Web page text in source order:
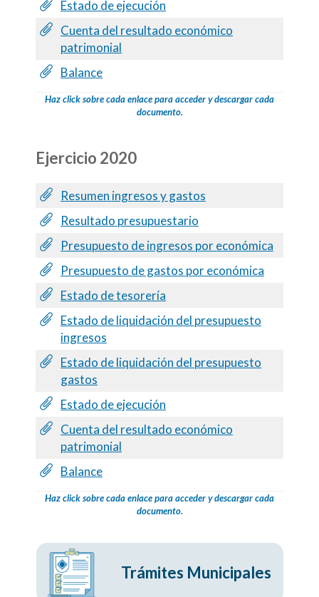
Estado de ejecución
Cuenta del resultado económico
patrimonial
Balance
Haz click sobre cada enlace para acceder y descargar cada
documento.
Ejercicio 2020
Resumen ingresos y gastos
Resultado presupuestario
Presupuesto de ingresos por económica
Presupuesto de gastos por económica
Estado de tesorería
Estado de liquidación del presupuesto
ingresos
Estado de liquidación del presupuesto
gastos
Estado de ejecución
Cuenta del resultado económico
patrimonial
Balance
Haz click sobre cada enlace para acceder y descargar cada
documento.
Trámites Municipales